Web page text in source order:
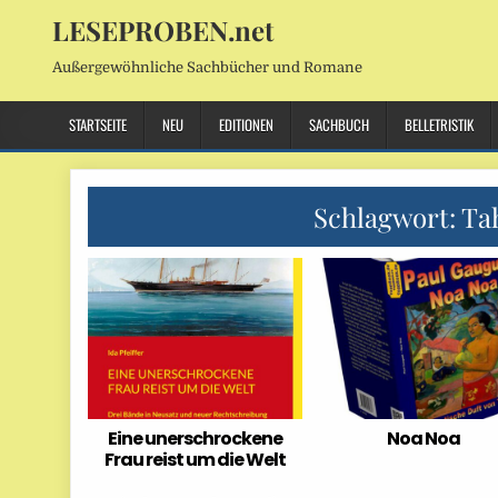
LESEPROBEN.net
Außergewöhnliche Sachbücher und Romane
STARTSEITE NEU EDITIONEN SACHBUCH BELLETRISTIK
Schlagwort:
Eine unerschrockene
Frau reist um die Welt
Noa Noa